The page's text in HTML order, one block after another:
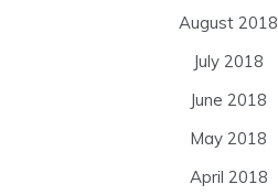
August 2018
July 2018
June 2018
May 2018
April 2018